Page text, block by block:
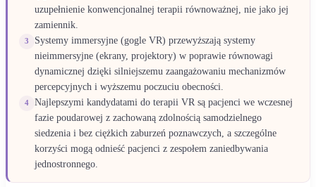
uzupełnienie konwencjonalnej terapii równoważnej, nie jako jej
zamiennik.
3
Systemy immersyjne (gogle VR) przewyższają systemy
nieimmersyjne (ekrany, projektory) w poprawie równowagi
dynamicznej dzięki silniejszemu zaangażowaniu mechanizmów
percepcyjnych i wyższemu poczuciu obecności.
4
Najlepszymi kandydatami do terapii VR są pacjenci we wczesnej
fazie poudarowej z zachowaną zdolnością samodzielnego
siedzenia i bez ciężkich zaburzeń poznawczych, a szczególne
korzyści mogą odnieść pacjenci z zespołem zaniedbywania
jednostronnego.